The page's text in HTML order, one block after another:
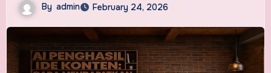
By admin February 24, 2026